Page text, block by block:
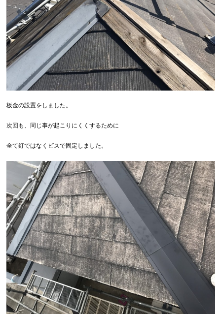
板金の設置をしました。
次回も、同じ事が起こりにくくするために
全て釘ではなくビスで固定しました。